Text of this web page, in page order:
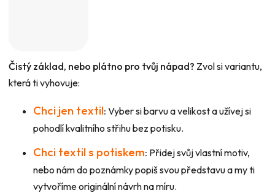
Čistý základ, nebo plátno pro tvůj nápad? Zvol si variantu,
která ti vyhovuje:
Chci jen textil: Vyber si barvu a velikost a užívej si
pohodlí kvalitního střihu bez potisku.
Chci textil s potiskem: Přidej svůj vlastní motiv,
nebo nám do poznámky popiš svou představu a my ti
vytvoříme originální návrh na míru.